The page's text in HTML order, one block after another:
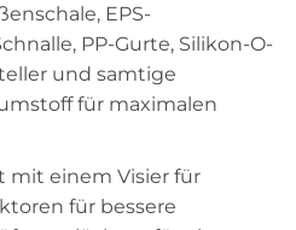
EPS-
PP-Gurte, Silikon-O-
und samtige
für maximalen
einem Visier für
für bessere